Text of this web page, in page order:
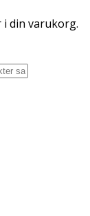
din varukorg.